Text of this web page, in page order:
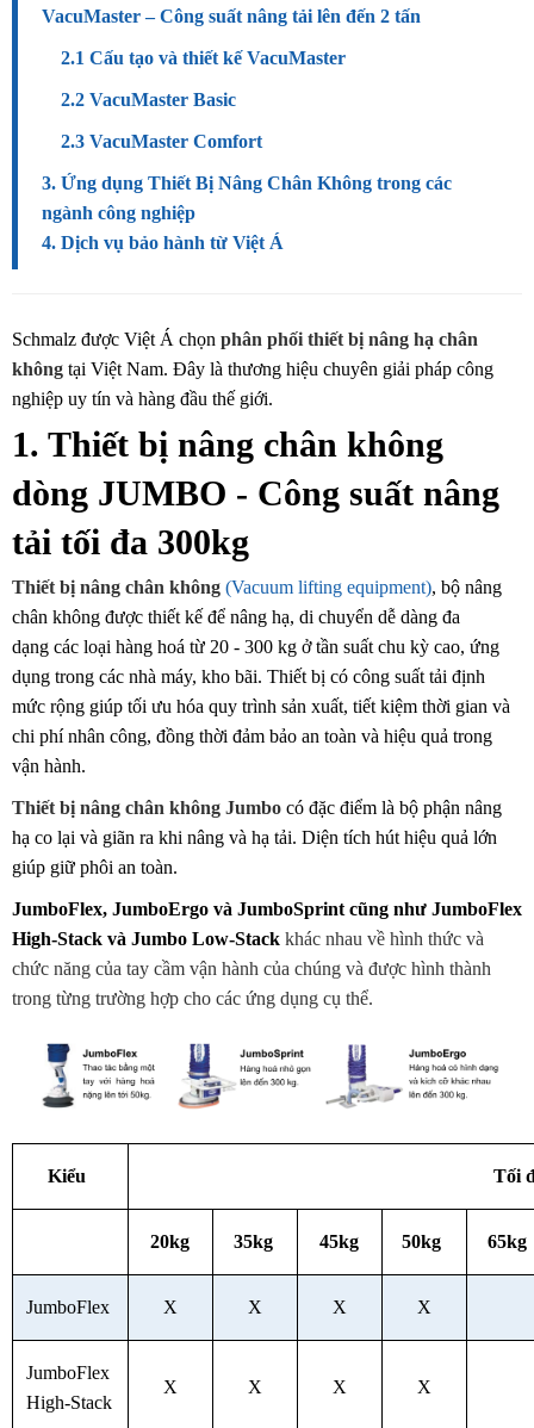
VacuMaster – Công suất nâng tải lên đến 2 tấn
2.1 Cấu tạo và thiết kế VacuMaster
2.2 VacuMaster Basic
2.3 VacuMaster Comfort
3. Ứng dụng Thiết Bị Nâng Chân Không trong các
ngành công nghiệp
4. Dịch vụ bảo hành từ Việt Á
Schmalz được Việt Á chọn phân phối thiết bị nâng hạ chân
không tại Việt Nam. Đây là thương hiệu chuyên giải pháp công
nghiệp uy tín và hàng đầu thế giới.
1. Thiết bị nâng chân không
dòng JUMBO - Công suất nâng
tải tối đa 300kg
Thiết bị nâng chân không (Vacuum lifting equipment), bộ nâng
chân không được thiết kế để nâng hạ, di chuyển dễ dàng đa
dạng các loại hàng hoá từ 20 - 300 kg ở tần suất chu kỳ cao, ứng
dụng trong các nhà máy, kho bãi. Thiết bị có công suất tải định
mức rộng giúp tối ưu hóa quy trình sản xuất, tiết kiệm thời gian và
chi phí nhân công, đồng thời đảm bảo an toàn và hiệu quả trong
vận hành.
Thiết bị nâng chân không Jumbo có đặc điểm là bộ phận nâng
hạ co lại và giãn ra khi nâng và hạ tải. Diện tích hút hiệu quả lớn
giúp giữ phôi an toàn.
JumboFlex, JumboErgo và JumboSprint cũng như JumboFlex
High-Stack và Jumbo Low-Stack khác nhau về hình thức và
chức năng của tay cầm vận hành của chúng và được hình thành
trong từng trường hợp cho các ứng dụng cụ thể.
Kiểu Tối
20kg 35kg 45kg 50kg 65kg
JumboFlex X X X X
JumboFlex
High-Stack
X X X X